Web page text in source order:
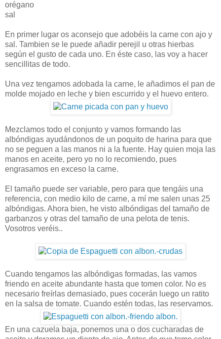
orégano
sal
En primer lugar os aconsejo que adobéis la carne con ajo y
sal. Tambien se le puede añadir perejil u otras hierbas
según el gusto de cada uno. En éste caso, las voy a hacer
sencillitas de todo.
Una vez tengamos adobada la carne, le añadimos el pan de
molde mojado en leche y bien escurrido y el huevo entero.
Mezclamos todo el conjunto y vamos formando las
albóndigas ayudándonos de un poquito de harina para que
no se peguen a las manos ni a la fuente. Hay quien moja las
manos en aceite, pero yo no lo recomiendo, pues
engrasamos en exceso la carne.
El tamaño puede ser variable, pero para que tengáis una
referencia, con medio kilo de carne, a mí me salen unas 25
albóndigas. Ahora bien, he visto albóndigas del tamaño de
garbanzos y otras del tamaño de una pelota de tenis.
Vosotros veréis..
Cuando tengamos las albóndigas formadas, las vamos
friendo en aceite abundante hasta que tomen color. No es
necesario freírlas demasiado, pues cocerán luego un ratito
en la salsa de tomate. Cuando estén todas, las reservamos.
En una cazuela baja, ponemos una o dos cucharadas de